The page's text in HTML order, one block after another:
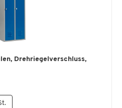
Drehriegelverschluss,